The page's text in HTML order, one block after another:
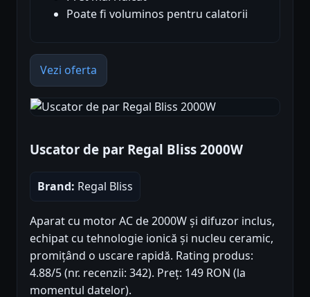
Poate fi voluminos pentru calatorii
Vezi oferta
Uscator de par Regal Bliss 2000W
Brand: Regal Bliss
Aparat cu motor AC de 2000W și difuzor inclus,
echipat cu tehnologie ionică și nucleu ceramic,
promițând o uscare rapidă. Rating produs:
4.88/5 (nr. recenzii: 342). Preț: 149 RON (la
momentul datelor).